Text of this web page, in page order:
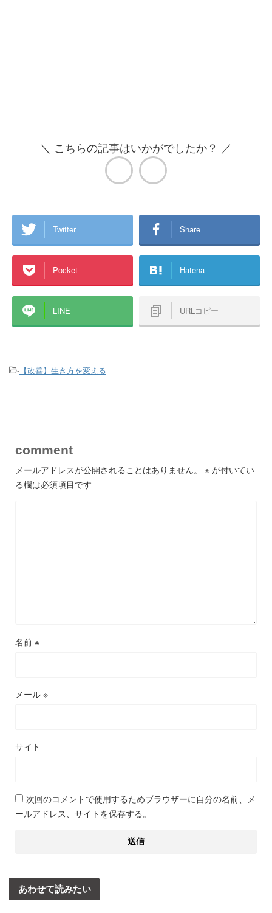
＼ こちらの記事はいかがでしたか？ ／
Twitter Share
Pocket Hatena
LINE URLコピー
- 【改善】生き方を変える
comment
メールアドレスが公開されることはありません。 ※ が付いてい
る欄は必須項目です
名前 ※
メール ※
サイト
次回のコメントで使用するためブラウザーに自分の名前、メ
ールアドレス、サイトを保存する。
あわせて読みたい